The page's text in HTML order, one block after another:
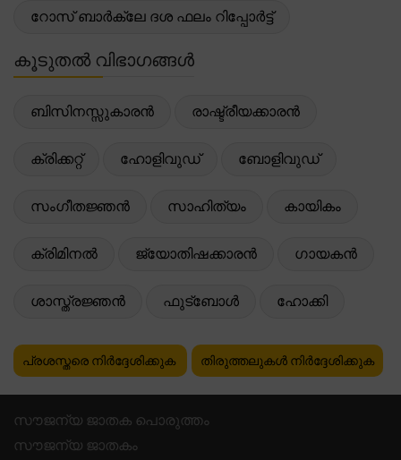
റോസ് ബാർക്ലേ ദശ ഫലം റിപ്പോർട്ട്
കൂടുതൽ വിഭാഗങ്ങൾ
ബിസിനസ്സുകാരൻ രാഷ്ട്രീയക്കാരൻ
ക്രിക്കറ്റ് ഹോളിവുഡ് ബോളിവുഡ്
സംഗീതജ്ഞൻ സാഹിത്യം കായികം
ക്രിമിനൽ ജ്യോതിഷക്കാരൻ ഗായകൻ
ശാസ്ത്രജ്ഞൻ ഫുട്ബോൾ ഹോക്കി
പ്രശസ്തരെ നിർദ്ദേശിക്കുക തിരുത്തലുകൾ നിർദ്ദേശിക്കുക
സൗജന്യ ജാതക പൊരുത്തം
സൗജന്യ ജാതകം